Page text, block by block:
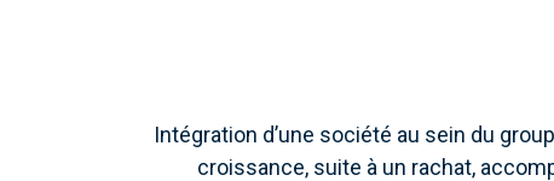
Intégration d’une société au sein du
croissance, suite à un rachat,